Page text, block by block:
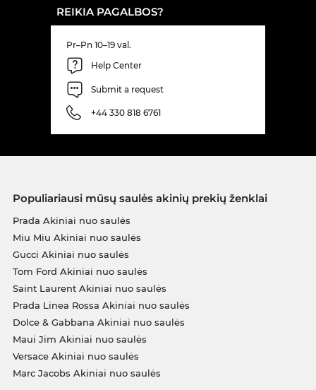
REIKIA PAGALBOS?
Pr–Pn 10–19 val.
Help Center
Submit a request
+44 330 818 6761
Populiariausi mūsų saulės akinių prekių ženklai
Prada Akiniai nuo saulės
Miu Miu Akiniai nuo saulės
Gucci Akiniai nuo saulės
Tom Ford Akiniai nuo saulės
Saint Laurent Akiniai nuo saulės
Prada Linea Rossa Akiniai nuo saulės
Dolce & Gabbana Akiniai nuo saulės
Maui Jim Akiniai nuo saulės
Versace Akiniai nuo saulės
Marc Jacobs Akiniai nuo saulės